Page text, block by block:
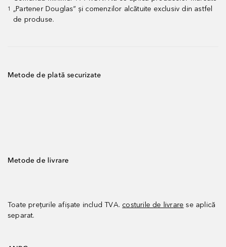
1
„Partener Douglas” și comenzilor alcătuite exclusiv din astfel
de produse.
Metode de plată securizate
Metode de livrare
Toate prețurile afișate includ TVA. costurile de livrare se aplică
separat.